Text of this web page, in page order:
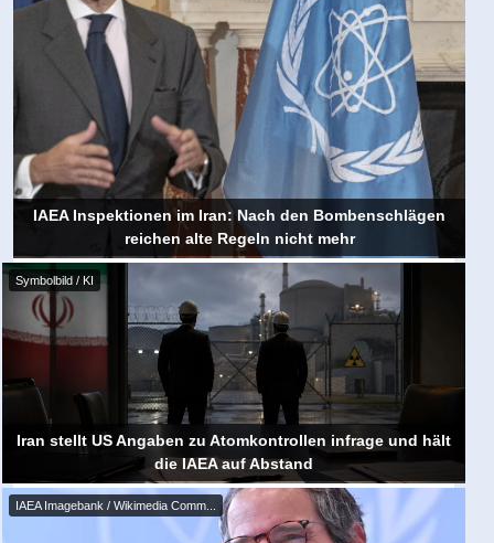
IAEA Inspektionen im Iran: Nach den Bombenschlägen
reichen alte Regeln nicht mehr
Symbolbild / KI
Iran stellt US Angaben zu Atomkontrollen infrage und hält
die IAEA auf Abstand
IAEA Imagebank / Wikimedia Comm...